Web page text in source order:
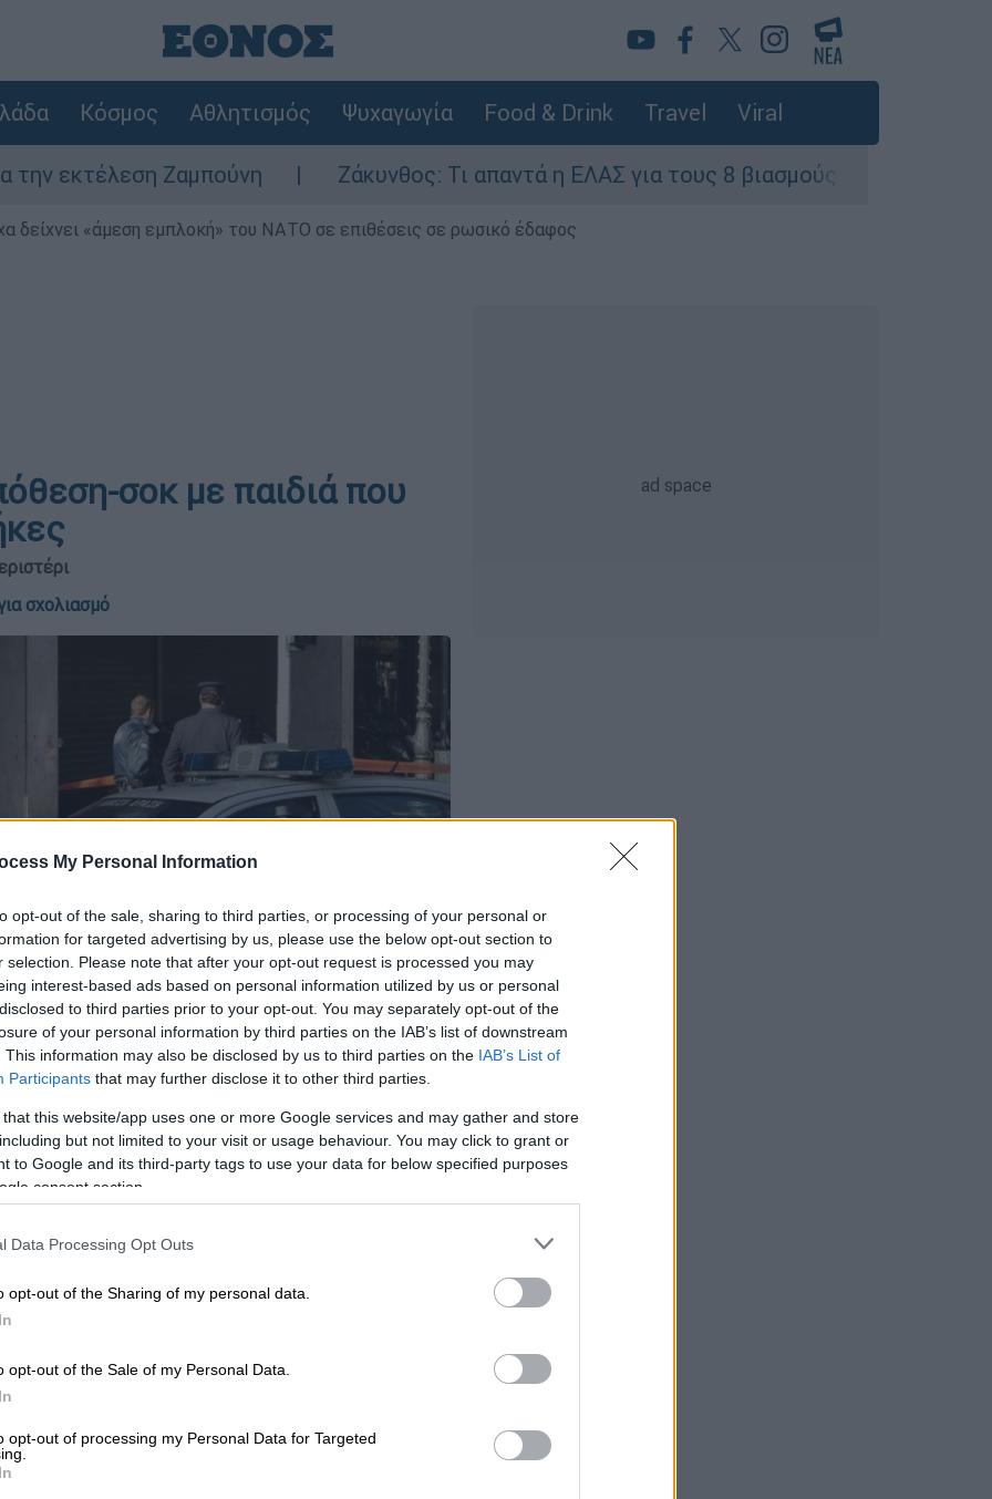
My Personal Information
opt-out of the sale, sharing to third parties, or processing of your personal or
for targeted advertising by us, please use the below opt-out section to
selection. Please note that after your opt-out request is processed you may
interest-based ads based on personal information utilized by us or personal
to third parties prior to your opt-out. You may separately opt-out of the
of your personal information by third parties on the IAB’s list of downstream
This information may also be disclosed by us to third parties on the IAB’s List of
Participants that may further disclose it to other third parties.
that this website/app uses one or more Google services and may gather and store
but not limited to your visit or usage behaviour. You may click to grant or
to Google and its third-party tags to use your data for below specified purposes
consent section.
Data Processing Opt Outs
opt-out of the Sharing of my personal data.
opt-out of the Sale of my Personal Data.
opt-out of processing my Personal Data for Targeted
Κόσμος Αθλητισμός Ψυχαγωγία Food & Drink Travel Viral
Ζαμπούνη Ζάκυνθος: Τι απαντά η ΕΛΑΣ για τους 8 βιασμούς τουριστριών - «Μόνο
δείχνει «άμεση εμπλοκή» του ΝΑΤΟ σε επιθέσεις σε ρωσικό έδαφος
σοκ με παιδιά που
σχολιασμό
το ΕΘΝΟΣ στη Google
παραμέλησης ανηλίκωνήρθε στο φως
, έπειτα από σχετική καταγγελία.
στην οδό Κέρκυρας βρήκαν στο
αγόρι και δύο κορίτσια, ηλικίας 7, 5 και 3
συνθήκες, ανάλογες με εκείνες που